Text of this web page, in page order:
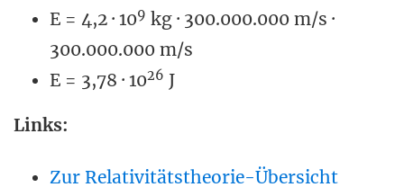
E = 4,2 · 109 kg · 300.000.000 m/s ·
300.000.000 m/s
E = 3,78 · 1026 J
Links:
Zur Relativitätstheorie-Übersicht